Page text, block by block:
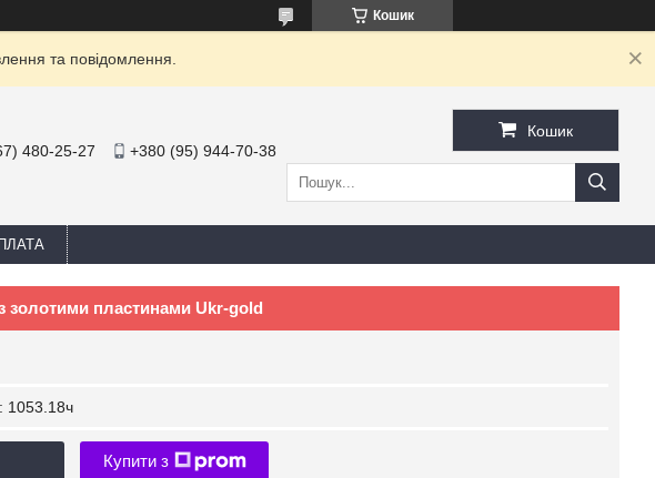
Кошик
та повідомлення.
480-25-27 +380 (95) 944-70-38
Кошик
золотими пластинами Ukr-gold
1053.18ч
Купити з